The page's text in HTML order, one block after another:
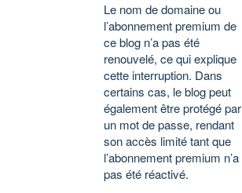
Le nom de domaine ou
l’abonnement premium de
ce blog n’a pas été
renouvelé, ce qui explique
cette interruption. Dans
certains cas, le blog peut
également être protégé par
un mot de passe, rendant
son accès limité tant que
l’abonnement premium n’a
pas été réactivé.